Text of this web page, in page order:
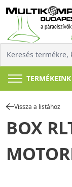
TERMÉKEINK
Vissza a listához
BOX